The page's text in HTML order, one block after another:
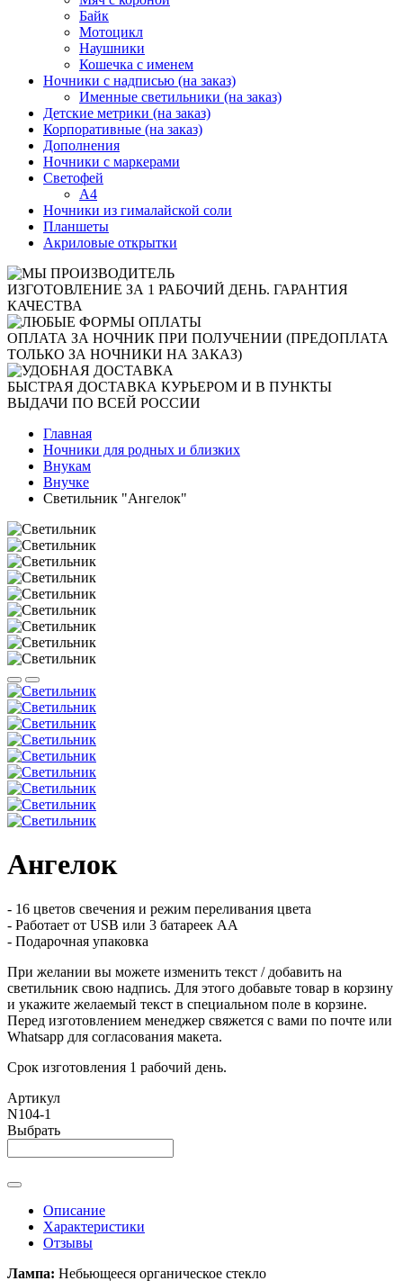
Байк
Мотоцикл
Наушники
Кошечка с именем
Ночники с надписью (на заказ)
Именные светильники (на заказ)
Детские метрики (на заказ)
Корпоративные (на заказ)
Дополнения
Ночники с маркерами
Светофей
А4
Ночники из гималайской соли
Планшеты
Акриловые открытки
ИЗГОТОВЛЕНИЕ ЗА 1 РАБОЧИЙ ДЕНЬ. ГАРАНТИЯ
КАЧЕСТВА
ОПЛАТА ЗА НОЧНИК ПРИ ПОЛУЧЕНИИ (ПРЕДОПЛАТА
ТОЛЬКО ЗА НОЧНИКИ НА ЗАКАЗ)
БЫСТРАЯ ДОСТАВКА КУРЬЕРОМ И В ПУНКТЫ
ВЫДАЧИ ПО ВСЕЙ РОССИИ
Главная
Ночники для родных и близких
Внукам
Внучке
Светильник "Ангелок"
Ангелок
- 16 цветов свечения и режим переливания цвета
- Работает от USB или 3 батареек АА
- Подарочная упаковка
При желании вы можете изменить текст / добавить на
светильник свою надпись. Для этого добавьте товар в корзину
и укажите желаемый текст в специальном поле в корзине.
Перед изготовлением менеджер свяжется с вами по почте или
Whatsapp для согласования макета.
Срок изготовления 1 рабочий день.
Артикул
N104-1
Выбрать
Описание
Характеристики
Отзывы
Лампа: Небьющееся органическое стекло